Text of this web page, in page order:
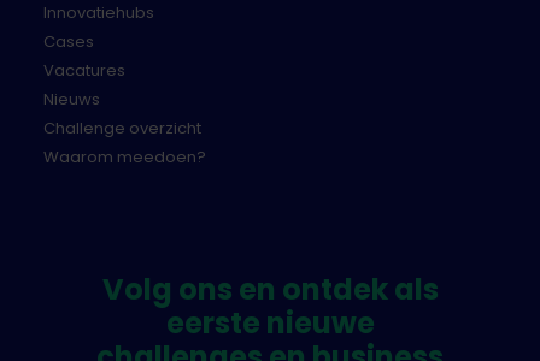
Innovatiehubs
Cases
Vacatures
Nieuws
Challenge overzicht
Waarom meedoen?
Volg ons en ontdek als
eerste nieuwe